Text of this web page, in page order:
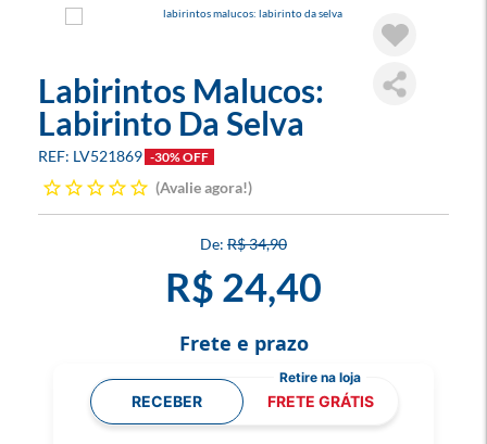
Labirintos Malucos:
Labirinto Da Selva
LV521869 -30% OFF
Avalie agora!
R$ 34,90
R$ 24,40
Frete e prazo
RECEBER FRETE GRÁTIS